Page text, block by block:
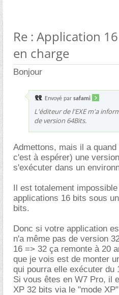
Re : Application
en charge
Bonjour
Envoyé par safami
L'éditeur de l'EXE m'a
de version 64Bits.
Admettons, mais il a
c'est à espérer) une
s'exécuter dans un
Il est totalement
applications 16 bits sous
bits.
Donc si votre application
n'a même pas de version
16 => 32 ça remonte à 20
que je vois est de monter
qui pourra elle exécuter du
Si vous êtes en W7 Pro, il
XP 32 bits via le "mode XP"